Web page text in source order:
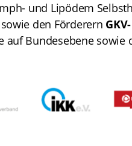
und Lipödem
den Förderern GKV-
auf Bundesebene sowie